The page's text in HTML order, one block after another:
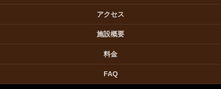
アクセス
施設概要
料金
FAQ